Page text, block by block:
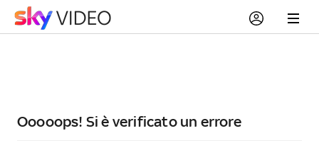
Ooooops! Si è verificato un errore